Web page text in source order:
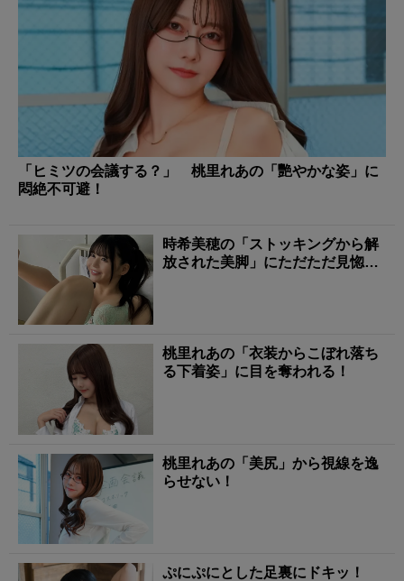
「ヒミツの会議する？」 桃里れあの「艷やかな姿」に
悶絶不可避！
時希美穂の「ストッキングから解
放された美脚」にただただ見惚れ
桃里れあの「衣装からこぼれ落ち
る下着姿」に目を奪われる！
桃里れあの「美尻」から視線を逸
らせない！
ぷにぷにとした足裏にドキッ！